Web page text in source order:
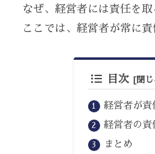
なぜ、経営者には責任を
ここでは、経営者が常に
目次
経営者が責
経営者の責
まとめ